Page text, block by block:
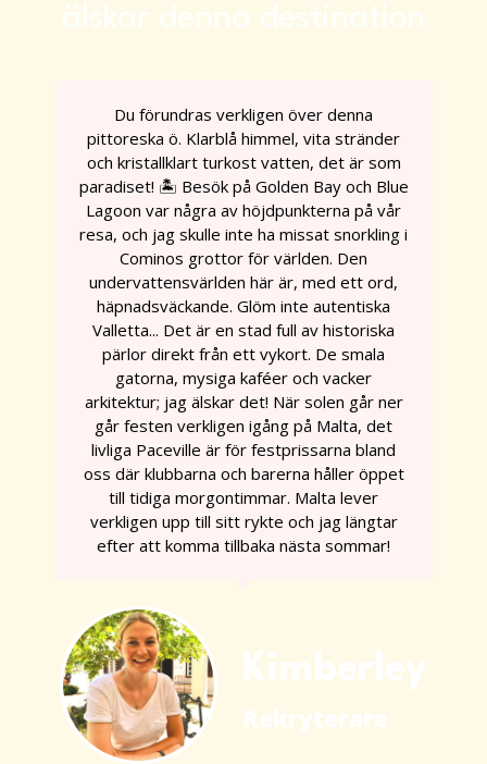
älskar denna destination
Du förundras verkligen över denna
pittoreska ö. Klarblå himmel, vita stränder
och kristallklart turkost vatten, det är som
paradiset! 🏝️ Besök på Golden Bay och Blue
Lagoon var några av höjdpunkterna på vår
resa, och jag skulle inte ha missat snorkling i
Cominos grottor för världen. Den
undervattensvärlden här är, med ett ord,
häpnadsväckande. Glöm inte autentiska
Valletta... Det är en stad full av historiska
pärlor direkt från ett vykort. De smala
gatorna, mysiga kaféer och vacker
arkitektur; jag älskar det! När solen går ner
går festen verkligen igång på Malta, det
livliga Paceville är för festprissarna bland
oss där klubbarna och barerna håller öppet
till tidiga morgontimmar. Malta lever
verkligen upp till sitt rykte och jag längtar
efter att komma tillbaka nästa sommar!
Kimberley
Rekryterare